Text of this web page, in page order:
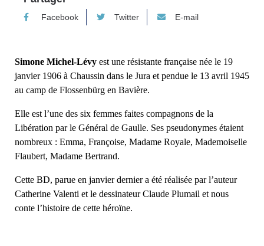
Facebook Twitter E-mail
Simone Michel-Lévy est une résistante française née le 19
janvier 1906 à Chaussin dans le Jura et pendue le 13 avril 1945
au camp de Flossenbürg en Bavière.
Elle est l’une des six femmes faites compagnons de la
Libération par le Général de Gaulle. Ses pseudonymes étaient
nombreux : Emma, Françoise, Madame Royale, Mademoiselle
Flaubert, Madame Bertrand.
Cette BD, parue en janvier dernier a été réalisée par l’auteur
Catherine Valenti et le dessinateur Claude Plumail et nous
conte l’histoire de cette héroïne.